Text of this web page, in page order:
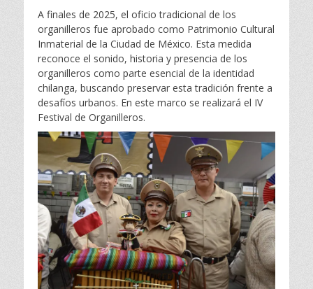
A finales de 2025, el oficio tradicional de los
organilleros fue aprobado como Patrimonio Cultural
Inmaterial de la Ciudad de México. Esta medida
reconoce el sonido, historia y presencia de los
organilleros como parte esencial de la identidad
chilanga, buscando preservar esta tradición frente a
desafíos urbanos. En este marco se realizará el IV
Festival de Organilleros.